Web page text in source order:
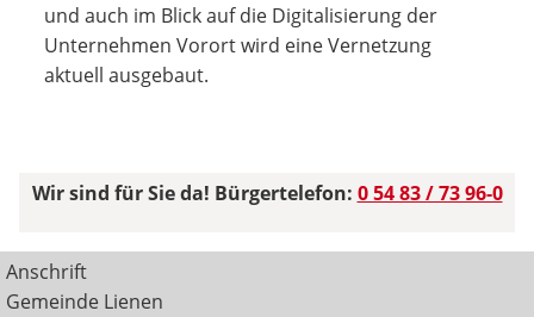
und auch im Blick auf die Digitalisierung der
Unternehmen Vorort wird eine Vernetzung
aktuell ausgebaut.
Wir sind für Sie da! Bürgertelefon: 0 54 83 / 73 96-0
Anschrift
Gemeinde Lienen